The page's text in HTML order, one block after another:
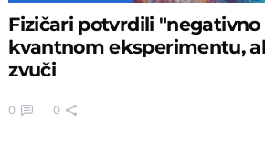
Fizičari potvrdili
kvantnom eksperimentu,
zvuči
0 0